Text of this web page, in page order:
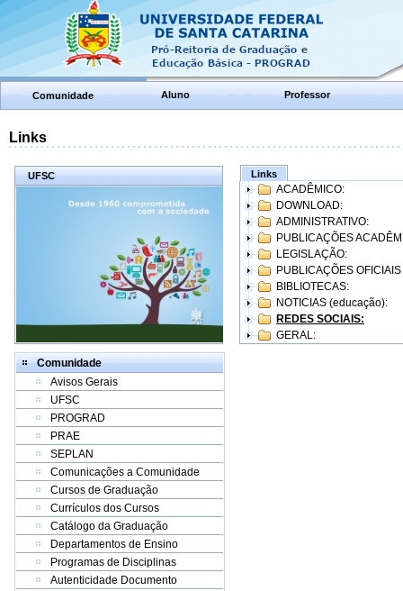
Comunidade Aluno Professor
Links
UFSC
Comunidade
Avisos Gerais
UFSC
PROGRAD
PRAE
SEPLAN
Comunicações a Comunidade
Cursos de Graduação
Currículos dos Cursos
Catálogo da Graduação
Departamentos de Ensino
Programas de Disciplinas
Autenticidade Documento
Links
ACADÊMICO:
DOWNLOAD:
ADMINISTRATIVO:
PUBLICAÇÕES
LEGISLAÇÃO:
PUBLICAÇÕES
BIBLIOTECAS:
NOTICIAS (educação):
REDES SOCIAIS:
GERAL: